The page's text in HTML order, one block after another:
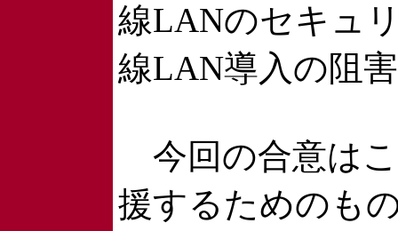
線LANのセキュ
線LAN導入の阻
今回の合意は
援するためのも